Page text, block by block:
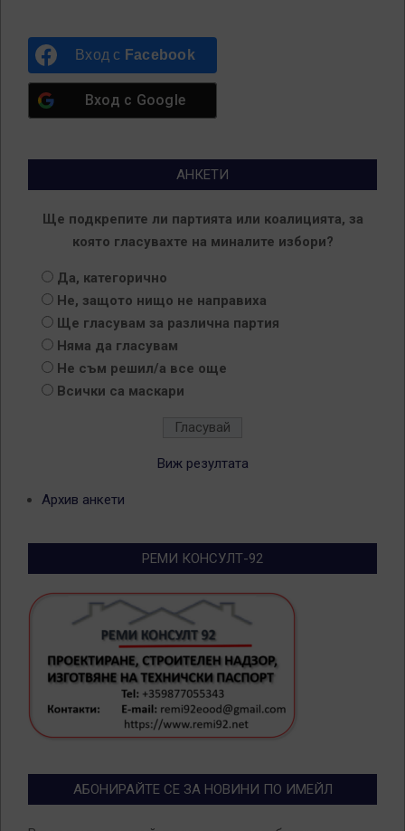
Вход с Facebook
Вход с Google
АНКЕТИ
Ще подкрепите ли партията или коалицията, за
която гласувахте на миналите избори?
Да, категорично
Не, защото нищо не направиха
Ще гласувам за различна партия
Няма да гласувам
Не съм решил/а все още
Всички са маскари
Виж резултата
Архив анкети
РЕМИ КОНСУЛТ-92
АБОНИРАЙТЕ СЕ ЗА НОВИНИ ПО ИМЕЙЛ